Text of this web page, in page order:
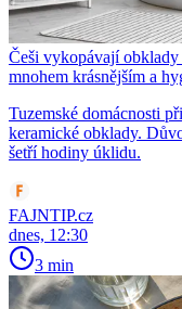
Češi vykopávají
mnohem krásnějším a
Tuzemské domácnosti
keramické obklady.
šetří hodiny úklidu.
FAJNTIP.cz
dnes, 12:30
3 min